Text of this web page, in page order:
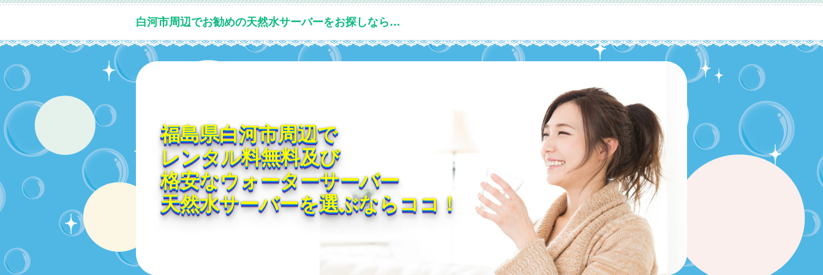
白河市周辺でお勧めの天然水サーバーをお探しなら…
福島県白河市周辺で
レンタル料無料及び
格安なウォーターサーバー
天然水サーバーを選ぶならココ！